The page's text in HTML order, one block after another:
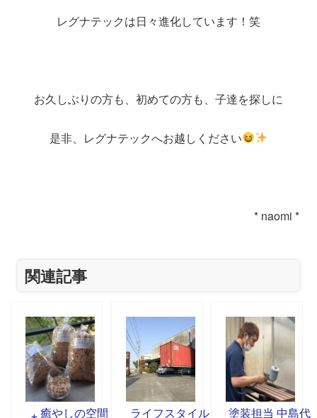
レグナテックは日々進化しています！笑
お久しぶりの方も、初めての方も、子達を探しに
是非、レグナテックへお越しください
* naomi *
関連記事
⁎ 癒やしの空間 ライフスタイル 塗装担当 中島代